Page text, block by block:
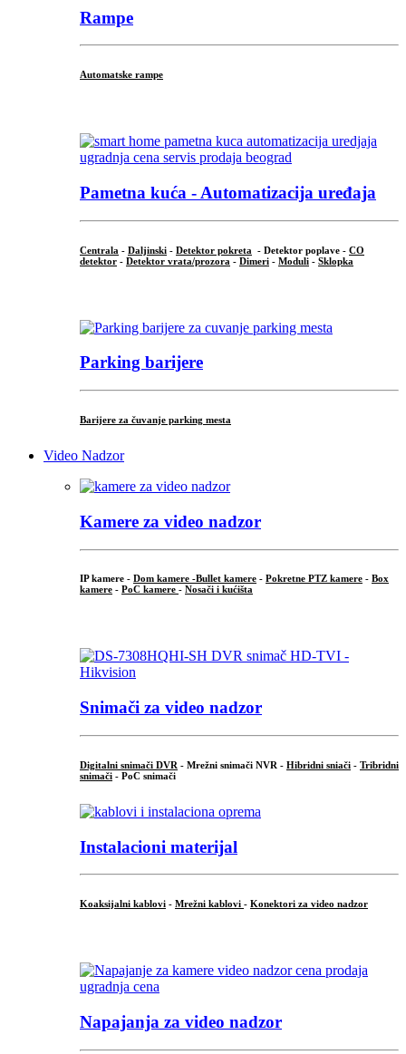
Rampe
Automatske rampe
Pametna kuća - Automatizacija uređaja
Centrala - Daljinski - Detektor pokreta - Detektor poplave - CO
detektor - Detektor vrata/prozora - Dimeri - Moduli - Sklopka
Parking barijere
Barijere za čuvanje parking mesta
Video Nadzor
Kamere za video nadzor
IP kamere - Dom kamere -Bullet kamere - Pokretne PTZ kamere - Box
kamere - PoC kamere - Nosači i kućišta
Snimači za video nadzor
Digitalni snimači DVR - Mrežni snimači NVR - Hibridni sniači - Tribridni
snimači - PoC snimači
Instalacioni materijal
Koaksijalni kablovi - Mrežni kablovi - Konektori za video nadzor
Napajanja za video nadzor